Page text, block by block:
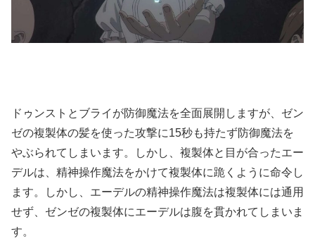
ドゥンストとブライが防御魔法を全面展開しますが、ゼン
ゼの複製体の髪を使った攻撃に15秒も持たず防御魔法を
やぶられてしまいます。しかし、複製体と目が合ったエー
デルは、精神操作魔法をかけて複製体に跪くように命令し
ます。しかし、エーデルの精神操作魔法は複製体には通用
せず、ゼンゼの複製体にエーデルは腹を貫かれてしまいま
す。